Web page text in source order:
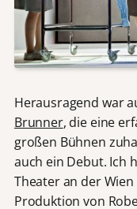
Herausragend war
Brunner, die eine
großen Bühnen
auch ein Debut. Ich
Theater an der
Produktion von